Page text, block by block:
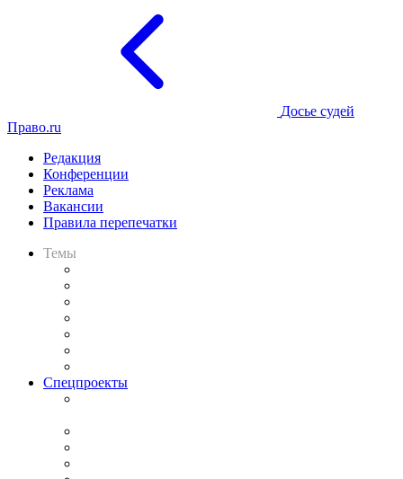
Досье судей
Право.ru
Редакция
Конференции
Реклама
Вакансии
Правила перепечатки
Темы
Спецпроекты